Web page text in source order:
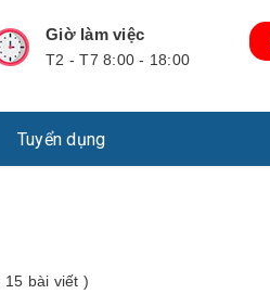
Giờ làm việc
T2 - T7 8:00 - 18:00
Tuyển dụng
15 bài viết )